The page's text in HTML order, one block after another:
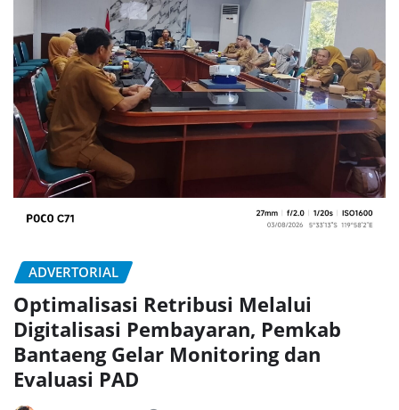
ADVERTORIAL
Optimalisasi Retribusi Melalui
Digitalisasi Pembayaran, Pemkab
Bantaeng Gelar Monitoring dan
Evaluasi PAD